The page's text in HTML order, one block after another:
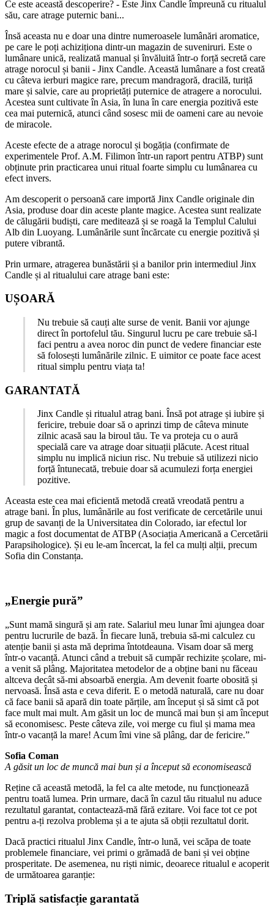
Ce este această descoperire? - Este Jinx Candle împreună cu ritualul
său, care atrage puternic bani...
Însă aceasta nu e doar una dintre numeroasele lumânări aromatice,
pe care le poți achiziționa dintr-un magazin de suveniruri. Este o
lumânare unică, realizată manual și învăluită într-o forță secretă care
atrage norocul și banii - Jinx Candle. Această lumânare a fost creată
cu câteva ierburi magice rare, precum mandragoră, dracilă, turiță
mare și salvie, care au proprietăți puternice de atragere a norocului.
Acestea sunt cultivate în Asia, în luna în care energia pozitivă este
cea mai puternică, atunci când sosesc mii de oameni care au nevoie
de miracole.
Aceste efecte de a atrage norocul și bogăția (confirmate de
experimentele Prof. A.M. Filimon într-un raport pentru ATBP) sunt
obținute prin practicarea unui ritual foarte simplu cu lumânarea cu
efect invers.
Am descoperit o persoană care importă Jinx Candle originale din
Asia, produse doar din aceste plante magice. Acestea sunt realizate
de călugării budiști, care meditează și se roagă la Templul Calului
Alb din Luoyang. Lumânările sunt încărcate cu energie pozitivă și
putere vibrantă.
Prin urmare, atragerea bunăstării și a banilor prin intermediul Jinx
Candle și al ritualului care atrage bani este:
UȘOARĂ
Nu trebuie să cauți alte surse de venit. Banii vor ajunge
direct în portofelul tău. Singurul lucru pe care trebuie să-l
faci pentru a avea noroc din punct de vedere financiar este
să folosești lumânările zilnic. E uimitor ce poate face acest
ritual simplu pentru viața ta!
GARANTATĂ
Jinx Candle și ritualul atrag bani. Însă pot atrage și iubire și
fericire, trebuie doar să o aprinzi timp de câteva minute
zilnic acasă sau la biroul tău. Te va proteja cu o aură
specială care va atrage doar situații plăcute. Acest ritual
simplu nu implică niciun risc. Nu trebuie să utilizezi nicio
forță întunecată, trebuie doar să acumulezi forța energiei
pozitive.
Aceasta este cea mai eficientă metodă creată vreodată pentru a
atrage bani. În plus, lumânările au fost verificate de cercetările unui
grup de savanți de la Universitatea din Colorado, iar efectul lor
magic a fost documentat de ATBP (Asociația Americană a Cercetării
Parapsihologice). Și eu le-am încercat, la fel ca mulți alții, precum
Sofia din Constanța.
„Energie pură”
„Sunt mamă singură și am rate. Salariul meu lunar îmi ajungea doar
pentru lucrurile de bază. În fiecare lună, trebuia să-mi calculez cu
atenție banii și asta mă deprima întotdeauna. Visam doar să merg
într-o vacanță. Atunci când a trebuit să cumpăr rechizite școlare, mi-
a venit să plâng. Majoritatea metodelor de a obține bani nu făceau
altceva decât să-mi absoarbă energia. Am devenit foarte obosită și
nervoasă. Însă asta e ceva diferit. E o metodă naturală, care nu doar
că face banii să apară din toate părțile, am început și să simt că pot
face mult mai mult. Am găsit un loc de muncă mai bun și am început
să economisesc. Peste câteva zile, voi merge cu fiul și mama mea
într-o vacanță la mare! Acum îmi vine să plâng, dar de fericire.”
Sofia Coman
A găsit un loc de muncă mai bun și a început să economisească
Reține că această metodă, la fel ca alte metode, nu funcționează
pentru toată lumea. Prin urmare, dacă în cazul tău ritualul nu aduce
rezultatul garantat, contactează-mă fără ezitare. Voi face tot ce pot
pentru a-ți rezolva problema și a te ajuta să obții rezultatul dorit.
Dacă practici ritualul Jinx Candle, într-o lună, vei scăpa de toate
problemele financiare, vei primi o grămadă de bani și vei obține
prosperitate. De asemenea, nu riști nimic, deoarece ritualul e acoperit
de următoarea garanție:
Triplă satisfacție garantată